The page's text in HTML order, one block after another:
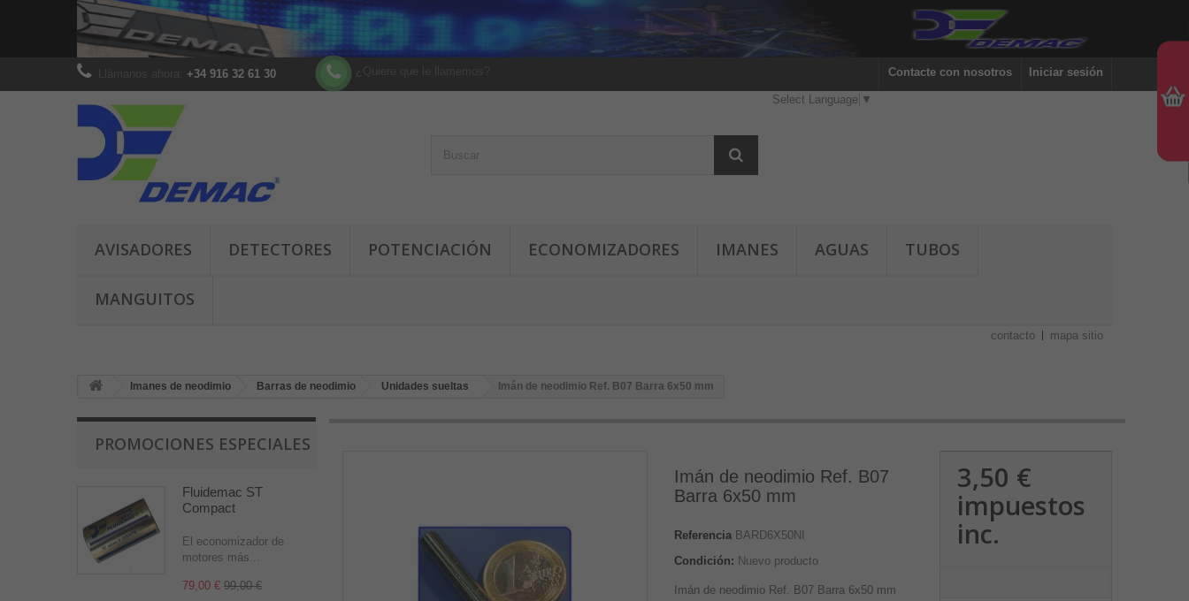
Iniciar sesión
Contacte con nosotros
+34 916 32 61 30
AVISADORES DETECTORES POTENCIACIÓN ECONOMIZADORES IMANES AGUAS TUBOS
MANGUITOS
contacto mapa sitio
Select Language ▼
Imanes de neodimio Barras de neodimio Unidades sueltas Imán de neodimio Ref. B07 Barra 6x50 mm
PROMOCIONES ESPECIALES
Fluidemac ST
Compact
El economizador de
motores más...
79,00 € 99,00 €
Imán de neodimio Ref. B07
Barra 6x50 mm
Referencia BARD6X50NI
Condición: Nuevo producto
Imán de neodimio Ref. B07 Barra 6x50 mm
3,50 €
impuestos
inc.